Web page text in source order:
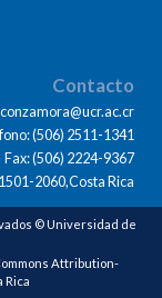
Contacto
(506) 2511-1341
Fax: (506) 2224-9367
2060,Costa Rica
© Universidad de
Attribution-
Rica